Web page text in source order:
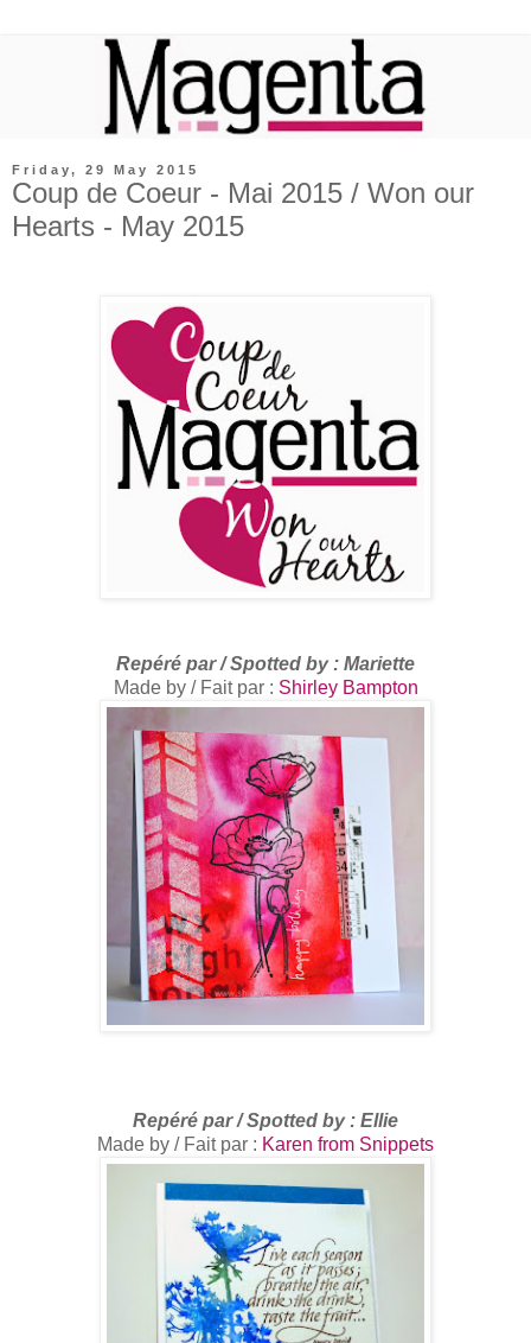
Friday, 29 May 2015
Coup de Coeur - Mai 2015 / Won our
Hearts - May 2015
Repéré par /Spotted by: Mariette
Made by / Fait par : Shirley Bampton
Repéré par /Spotted by: Ellie
Made by / Fait par : Karen from Snippets